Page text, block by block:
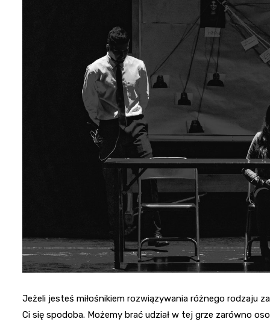
Jeżeli jesteś miłośnikiem rozwiązywania różnego rodzaju
Ci się spodoba. Możemy brać udział w tej grze zarówno